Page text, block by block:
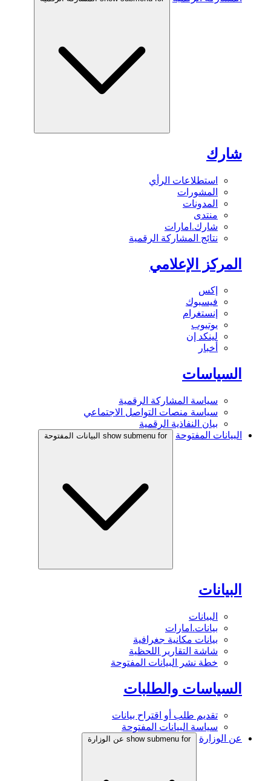
شارك
استطلاعات الرأي
المشورات
المدونات
منتدى
شارك.امارات
نتائج المشاركة الرقمية
المركز الإعلامي
إكس
فيسبوك
إنستغرام
يوتيوب
لينكد إن
أخبار
السياسات
سياسة المشاركة الرقمية
سياسة منصات التواصل الاجتماعي
بيان النفاذية الرقمية
البيانات المفتوحة
show submenu for البيانات المفتوحة
البيانات
البيانات
بيانات.امارات
بيانات مكانية جغرافية
شاشة التقارير اللحظية
خطة نشر البيانات المفتوحة
السياسات والطلبات
تقديم طلب أو اقتراح بيانات
سياسة البيانات المفتوحة
عن الوزارة
show submenu for عن الوزارة